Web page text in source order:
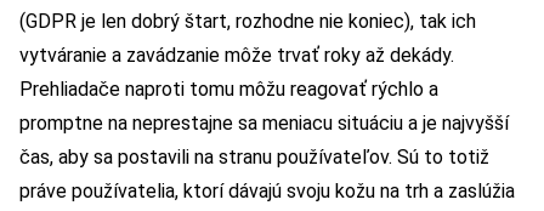
(GDPR je len dobrý štart, rozhodne nie koniec), tak ich
vytváranie a zavádzanie môže trvať roky až dekády.
Prehliadače naproti tomu môžu reagovať rýchlo a
promptne na neprestajne sa meniacu situáciu a je najvyšší
čas, aby sa postavili na stranu používateľov. Sú to totiž
práve používatelia, ktorí dávajú svoju kožu na trh a zaslúžia